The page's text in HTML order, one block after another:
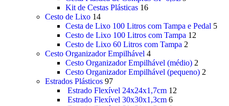
Kit de Cestas Plásticas 16
Cesto de Lixo 14
Cesta de Lixo 100 Litros com Tampa e Pedal 5
Cesto de Lixo 100 Litros com Tampa 12
Cesto de Lixo 60 Litros com Tampa 2
Cesto Organizador Empilhável 4
Cesto Organizador Empilhável (médio) 2
Cesto Organizador Empilhável (pequeno) 2
Estrados Plásticos 97
Estrado Flexível 24x24x1,7cm 12
Estrado Flexível 30x30x1,3cm 6